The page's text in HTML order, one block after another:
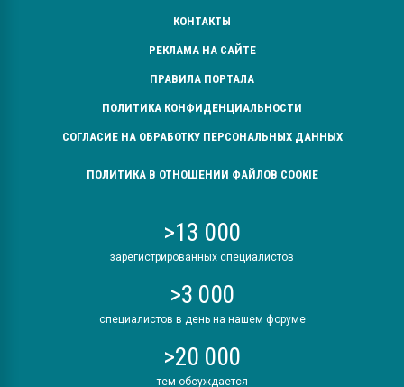
КОНТАКТЫ
РЕКЛАМА НА САЙТЕ
ПРАВИЛА ПОРТАЛА
ПОЛИТИКА КОНФИДЕНЦИАЛЬНОСТИ
СОГЛАСИЕ НА ОБРАБОТКУ ПЕРСОНАЛЬНЫХ ДАННЫХ
ПОЛИТИКА В ОТНОШЕНИИ ФАЙЛОВ COOKIE
>13 000
зарегистрированных специалистов
>3 000
специалистов в день на нашем форуме
>20 000
тем обсуждается